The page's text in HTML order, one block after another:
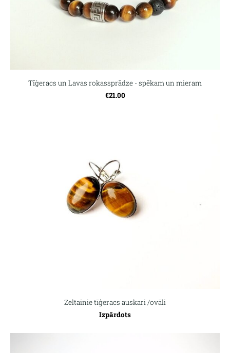
Tīģeracs un Lavas rokassprādze - spēkam un mieram
€21.00
Zeltainie tīģeracs auskari /ovāli
Izpārdots